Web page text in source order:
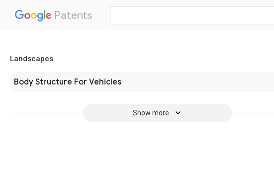
Patents
Landscapes
Body Structure For Vehicles
Show more